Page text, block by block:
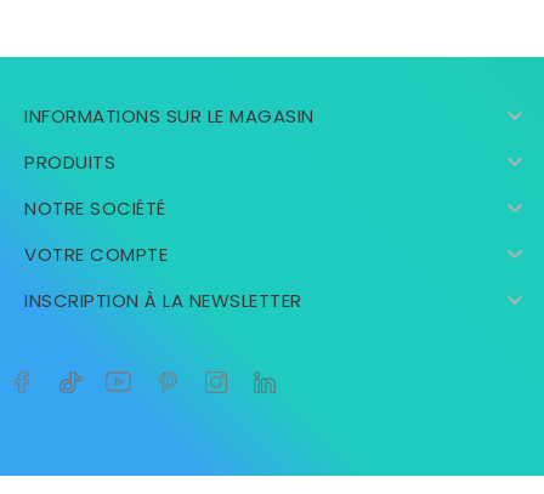
INFORMATIONS SUR LE MAGASIN 
PRODUITS 
NOTRE SOCIÉTÉ 
VOTRE COMPTE 
INSCRIPTION À LA NEWSLETTER 